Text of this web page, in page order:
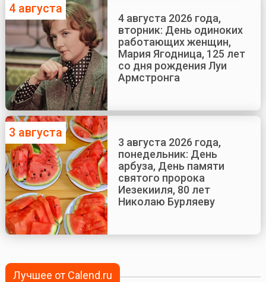
4 августа
4 августа 2026 года,
вторник: День одиноких
работающих женщин,
Мария Ягодница, 125 лет
со дня рождения Луи
Армстронга
3 августа
3 августа 2026 года,
понедельник: День
арбуза, День памяти
святого пророка
Иезекииля, 80 лет
Николаю Бурляеву
Лучшее от Calend.ru